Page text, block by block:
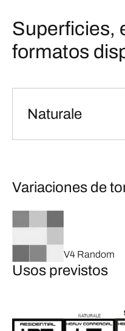
Superficies,
formatos
Naturale
Variaciones de
V4 Random
Usos previstos